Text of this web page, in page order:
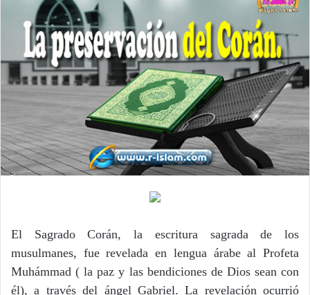
El Sagrado Corán, la escritura sagrada de los
musulmanes, fue revelada en lengua árabe al Profeta
Muhámmad ( la paz y las bendiciones de Dios sean con
él), a través del ángel Gabriel. La revelación ocurrió